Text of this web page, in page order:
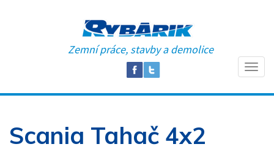
Zemní práce, stavby a demolice
Scania Tahač 4x2